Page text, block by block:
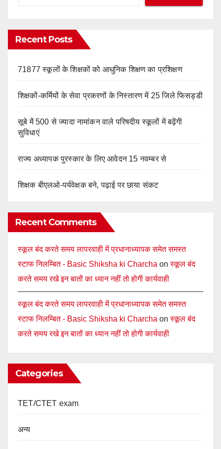
Recent Posts
71877 स्कूलों के शिक्षकों को आधुनिक शिक्षण का प्रशिक्षण
शिक्षकों-कर्मियों के सेवा प्रकरणों के निस्तारण में 25 जिले फिसड्डी
सूबे में 500 से ज्यादा नामांकन वाले परिषदीय स्कूलों में बढ़ेंगी
सुविधाएं
राज्य अध्यापक पुरस्कार के लिए आवेदन 15 नवम्बर से
शिक्षक बीएलओ-पर्यवेक्षक बने, पढ़ाई पर छाया संकट
Recent Comments
स्कूल बंद करते समय लापरवाही में प्रधानाध्यापक समेत समस्त
स्टाफ निलम्बित - Basic Shiksha ki Charcha onस्कूल बंद
करते समय रखे इन बातों का ध्यान नहीं तो होगी कार्यवाही
स्कूल बंद करते समय लापरवाही में प्रधानाध्यापक समेत समस्त
स्टाफ निलम्बित - Basic Shiksha ki Charcha onस्कूल बंद
करते समय रखे इन बातों का ध्यान नहीं तो होगी कार्यवाही
Categories
TET/CTET exam
अन्य